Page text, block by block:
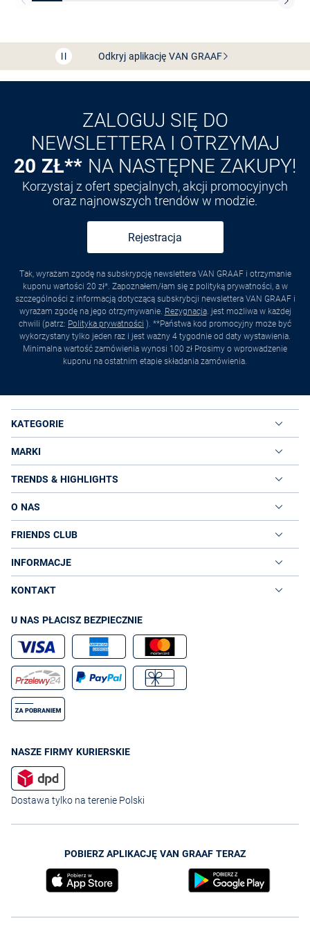
Odkryj aplikację VAN GRAAF
ZALOGUJ SIĘ DO
NEWSLETTERA I OTRZYMAJ
20 ZŁ** NA NASTĘPNE ZAKUPY!
Korzystaj z ofert specjalnych, akcji promocyjnych
oraz najnowszych trendów w modzie.
Rejestracja
Tak, wyrażam zgodę na subskrypcję newslettera VAN GRAAF i otrzymanie
kuponu wartości 20 zł*. Zapoznałem/łam się z polityką prywatności, a w
szczególności z informacją dotyczącą subskrybcji newslettera VAN GRAAF i
wyrażam zgodę na jego otrzymywanie. Rezygnacja. jest możliwa w każdej
chwili (patrz: Polityka prywatności ). **Państwa kod promocyjny może być
wykorzystany tylko jeden raz i jest ważny 4 tygodnie od daty wystawienia.
Minimalna wartość zamówienia wynosi 100 zł Prosimy o wprowadzenie
kuponu na ostatnim etapie składania zamówienia.
KATEGORIE
MARKI
TRENDS & HIGHLIGHTS
O NAS
FRIENDS CLUB
INFORMACJE
KONTAKT
U NAS PŁACISZ BEZPIECZNIE
NASZE FIRMY KURIERSKIE
Dostawa tylko na terenie Polski
POBIERZ APLIKACJĘ VAN GRAAF TERAZ